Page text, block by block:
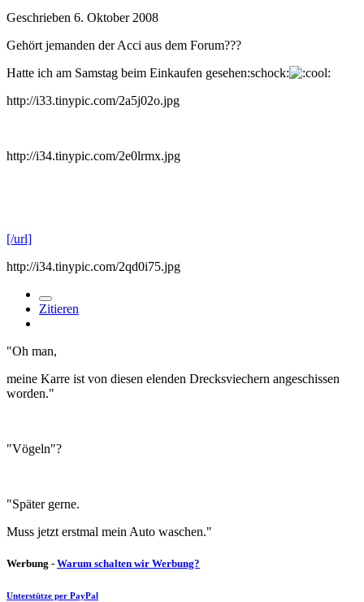
Geschrieben 6. Oktober 2008
Gehört jemanden der Acci aus dem Forum???
Hatte ich am Samstag beim Einkaufen gesehen:schock:
http://i33.tinypic.com/2a5j02o.jpg
http://i34.tinypic.com/2e0lrmx.jpg
[/url]
http://i34.tinypic.com/2qd0i75.jpg
Zitieren
"Oh man,
meine Karre ist von diesen elenden Drecksviechern angeschissen
worden."
"Vögeln"?
"Später gerne.
Muss jetzt erstmal mein Auto waschen."
Werbung - Warum schalten wir Werbung?
Unterstütze per PayPal